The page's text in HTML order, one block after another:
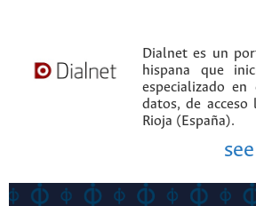
Dialnet es un
hispana que
especializado en
datos, de
Rioja (España).